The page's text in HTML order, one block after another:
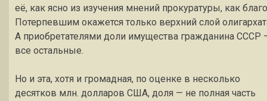
её, как ясно из изучения мнений прокуратуры, как
Потерпевшим окажется только верхний слой
А приобретателями доли имущества гражданина СССР
все остальные.
Но и эта, хотя и громадная, по оценке в несколько
десятков млн. долларов США, доля — не полная часть